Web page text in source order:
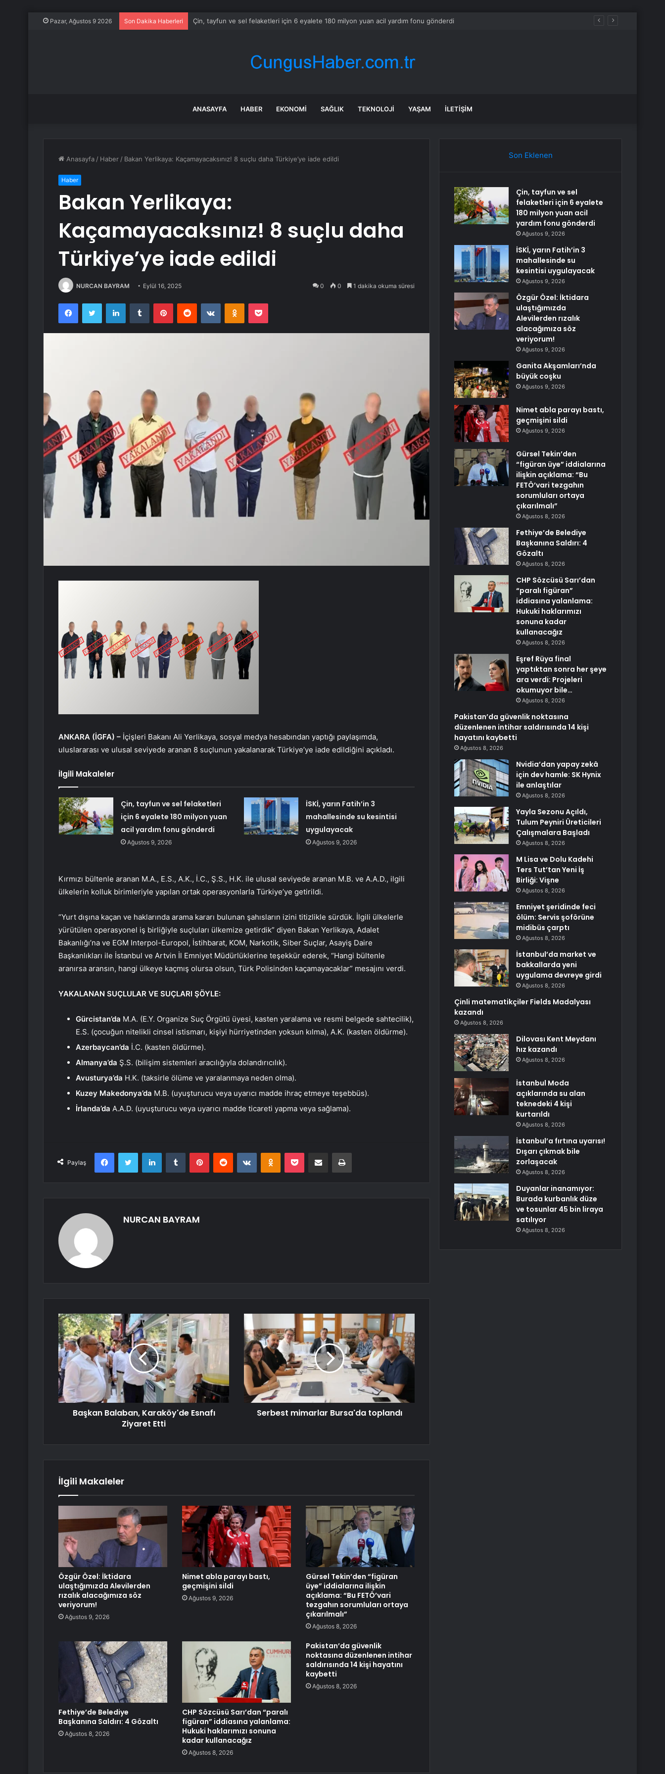
Pazar, Ağustos 9 2026 Son Dakika Haberleri İSKİ, yarın Fatih’in 3 mahallesinde su kesintisi uygulayacak
ANASAYFA HABER EKONOMI SAĞLIK TEKNOLOJI YAŞAM İLETIŞIM
Anasayfa / Haber / Bakan Yerlikaya: Kaçamayacaksınız! 8 suçlu daha Türkiye’ye iade edildi
Haber
Bakan Yerlikaya:
Kaçamayacaksınız! 8 suçlu daha
Türkiye’ye iade edildi
NURCAN BAYRAM Eylül 16, 2025 0 0 1 dakika okuma süresi
FacebookTwitter LinkedInTumblr PinterestReddit VKontakteOdnoklassniki
Pocket
ANKARA (İGFA) – İçişleri Bakanı Ali Yerlikaya, sosyal medya hesabından yaptığı paylaşımda,
uluslararası ve ulusal seviyede aranan 8 suçlunun yakalanarak Türkiye’ye iade edildiğini açıkladı.
İlgili Makaleler
Çin, tayfun ve sel felaketleri
için 6 eyalete 180 milyon yuan
acil yardım fonu gönderdi
Ağustos 9, 2026
İSKİ, yarın Fatih’in 3
mahallesinde su kesintisi
uygulayacak
Ağustos 9, 2026
Kırmızı bültenle aranan M.A., E.S., A.K., İ.C., Ş.S., H.K. ile ulusal seviyede aranan M.B. ve A.A.D., ilgili
ülkelerin kolluk birimleriyle yapılan ortak operasyonlarla Türkiye’ye getirildi.
“Yurt dışına kaçan ve haklarında arama kararı bulunan şahısların izini titizlikle sürdük. İlgili ülkelerle
yürütülen operasyonel iş birliğiyle suçluları ülkemize getirdik” diyen Bakan Yerlikaya, Adalet
Bakanlığı’na ve EGM Interpol-Europol, İstihbarat, KOM, Narkotik, Siber Suçlar, Asayiş Daire
Başkanlıkları ile İstanbul ve Artvin İl Emniyet Müdürlüklerine teşekkür ederek, “Hangi bültenle
aranırsa aransın, hangi ülkeye kaçmış olursa olsun, Türk Polisinden kaçamayacaklar” mesajını verdi.
YAKALANAN SUÇLULAR VE SUÇLARI ŞÖYLE:
Gürcistan’da M.A. (E.Y. Organize Suç Örgütü üyesi, kasten yaralama ve resmi belgede sahtecilik),
E.S. (çocuğun nitelikli cinsel istismarı, kişiyi hürriyetinden yoksun kılma), A.K. (kasten öldürme).
Azerbaycan’da İ.C. (kasten öldürme).
Almanya’da Ş.S. (bilişim sistemleri aracılığıyla dolandırıcılık).
Avusturya’da H.K. (taksirle ölüme ve yaralanmaya neden olma).
Kuzey Makedonya’da M.B. (uyuşturucu veya uyarıcı madde ihraç etmeye teşebbüs).
İrlanda’da A.A.D. (uyuşturucu veya uyarıcı madde ticareti yapma veya sağlama).
Paylaş
FacebookTwitter LinkedInTumblr PinterestReddit VKontakteOdnoklassniki
Pocket E-Posta ile paylaş Yazdır
NURCAN BAYRAM
Başkan Balaban, Karaköy'de Esnafı
Ziyaret Etti
Serbest mimarlar Bursa'da toplandı
İlgili Makaleler
Özgür Özel: İktidara
ulaştığımızda Alevilerden
rızalık alacağımıza söz
veriyorum!
Ağustos 9, 2026
Nimet abla parayı bastı,
geçmişini sildi
Ağustos 9, 2026
Gürsel Tekin’den “figüran
üye” iddialarına ilişkin
açıklama: “Bu FETÖ’vari
tezgahın sorumluları ortaya
çıkarılmalı”
Ağustos 8, 2026
Fethiye’de Belediye
Başkanına Saldırı: 4 Gözaltı
Ağustos 8, 2026
CHP Sözcüsü Sarı’dan “paralı
figüran” iddiasına yalanlama:
Hukuki haklarımızı sonuna
kadar kullanacağız
Ağustos 8, 2026
Pakistan’da güvenlik
noktasına düzenlenen intihar
saldırısında 14 kişi hayatını
kaybetti
Ağustos 8, 2026
Son Eklenen
Çin, tayfun ve sel
felaketleri için 6 eyalete
180 milyon yuan acil
yardım fonu gönderdi
Ağustos 9, 2026
İSKİ, yarın Fatih’in 3
mahallesinde su
kesintisi uygulayacak
Ağustos 9, 2026
Özgür Özel: İktidara
ulaştığımızda
Alevilerden rızalık
alacağımıza söz
veriyorum!
Ağustos 9, 2026
Ganita Akşamları’nda
büyük coşku
Ağustos 9, 2026
Nimet abla parayı bastı,
geçmişini sildi
Ağustos 9, 2026
Gürsel Tekin’den
“figüran üye” iddialarına
ilişkin açıklama: “Bu
FETÖ’vari tezgahın
sorumluları ortaya
çıkarılmalı”
Ağustos 8, 2026
Fethiye’de Belediye
Başkanına Saldırı: 4
Gözaltı
Ağustos 8, 2026
CHP Sözcüsü Sarı’dan
“paralı figüran”
iddiasına yalanlama:
Hukuki haklarımızı
sonuna kadar
kullanacağız
Ağustos 8, 2026
Eşref Rüya final
yaptıktan sonra her şeye
ara verdi: Projeleri
okumuyor bile…
Ağustos 8, 2026
Pakistan’da güvenlik noktasına
düzenlenen intihar saldırısında 14 kişi
hayatını kaybetti
Ağustos 8, 2026
Nvidia’dan yapay zekâ
için dev hamle: SK Hynix
ile anlaştılar
Ağustos 8, 2026
Yayla Sezonu Açıldı,
Tulum Peyniri Üreticileri
Çalışmalara Başladı
Ağustos 8, 2026
M Lisa ve Dolu Kadehi
Ters Tut’tan Yeni İş
Birliği: Vişne
Ağustos 8, 2026
Emniyet şeridinde feci
ölüm: Servis şoförüne
midibüs çarptı
Ağustos 8, 2026
İstanbul’da market ve
bakkallarda yeni
uygulama devreye girdi
Ağustos 8, 2026
Çinli matematikçiler Fields Madalyası
kazandı
Ağustos 8, 2026
Dilovası Kent Meydanı
hız kazandı
Ağustos 8, 2026
İstanbul Moda
açıklarında su alan
teknedeki 4 kişi
kurtarıldı
Ağustos 8, 2026
İstanbul’a fırtına uyarısı!
Dışarı çıkmak bile
zorlaşacak
Ağustos 8, 2026
Duyanlar inanamıyor:
Burada kurbanlık düze
ve tosunlar 45 bin liraya
satılıyor
Ağustos 8, 2026